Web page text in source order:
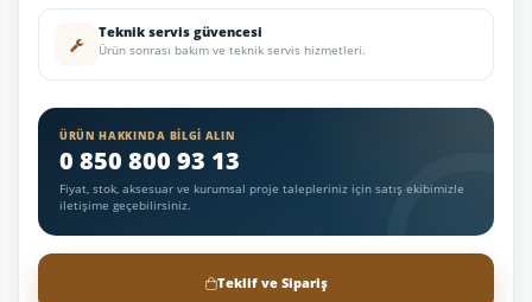
Teknik servis güvencesi
Ürün sonrası bakım ve teknik servis hizmetleri.
ÜRÜN HAKKINDA BILGI ALIN
0 850 800 93 13
Fiyat, stok, aksesuar ve kurumsal proje talepleriniz için satış ekibimizle
iletişime geçebilirsiniz.
Teklif ve Sipariş